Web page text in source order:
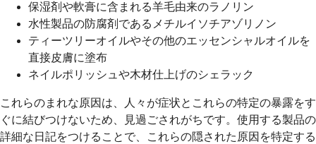
保湿剤や軟膏に含まれる羊毛由来のラノリン
水性製品の防腐剤であるメチルイソチアゾリノン
ティーツリーオイルやその他のエッセンシャルオイルを
直接皮膚に塗布
ネイルポリッシュや木材仕上げのシェラック
これらのまれな原因は、人々が症状とこれらの特定の暴露をす
ぐに結びつけないため、見過ごされがちです。使用する製品の
詳細な日記をつけることで、これらの隠された原因を特定する